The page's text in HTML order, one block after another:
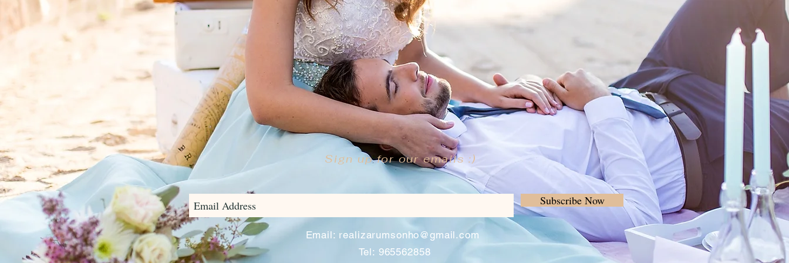
Sign up for our emails :)
Subscribe Now
Email: realizarumsonho@gmail.com
Tel: 965562858